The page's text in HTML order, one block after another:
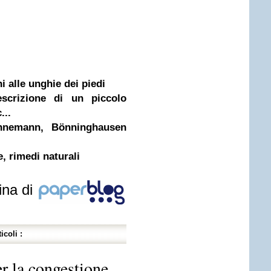
alle unghie dei piedi
di un piccolo
Bönninghausen
rimedi naturali
di
: